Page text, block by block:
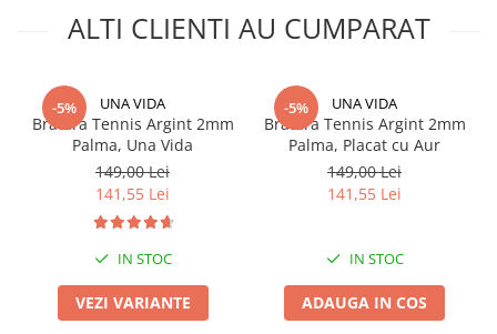
ALTI CLIENTI AU CUMPARAT
-5% UNA VIDA
Bratara Tennis Argint 2mm
Palma, Una Vida
149,00 Lei
141,55 Lei
IN STOC
VEZI VARIANTE
-5% UNA VIDA
Bratara Tennis Argint 2mm
Palma, Placat cu Aur
149,00 Lei
141,55 Lei
IN STOC
ADAUGA IN COS